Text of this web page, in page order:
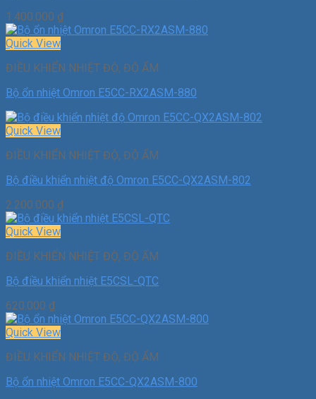
1.400.000 ₫
Quick View
ĐIỀU KHIỂN NHIỆT ĐỘ, ĐỘ ẨM
Bộ ổn nhiệt Omron E5CC-RX2ASM-880
Quick View
ĐIỀU KHIỂN NHIỆT ĐỘ, ĐỘ ẨM
Bộ điều khiển nhiệt độ Omron E5CC-QX2ASM-802
2.200.000 ₫
Quick View
ĐIỀU KHIỂN NHIỆT ĐỘ, ĐỘ ẨM
Bộ điều khiển nhiệt E5CSL-QTC
620.000 ₫
Quick View
ĐIỀU KHIỂN NHIỆT ĐỘ, ĐỘ ẨM
Bộ ổn nhiệt Omron E5CC-QX2ASM-800